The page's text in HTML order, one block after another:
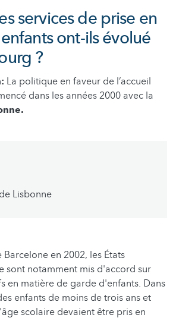
services de prise en
ont-ils évolué
?
La politique en faveur de l’accueil
dans les années 2000 avec la
Lisbonne
en 2002, les États
sont notamment mis d'accord sur
en matière de garde d'enfants. Dans
enfants de moins de trois ans et
scolaire devaient être pris en